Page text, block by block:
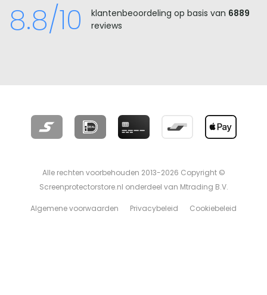
8.8/10 klantenbeoordeling op basis van 6889
reviews
Alle rechten voorbehouden 2013-2026 Copyright ©
Screenprotectorstore.nl onderdeel van Mtrading B.V.
Algemene voorwaarden Privacybeleid Cookiebeleid